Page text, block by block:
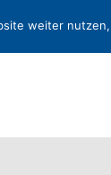
weiter